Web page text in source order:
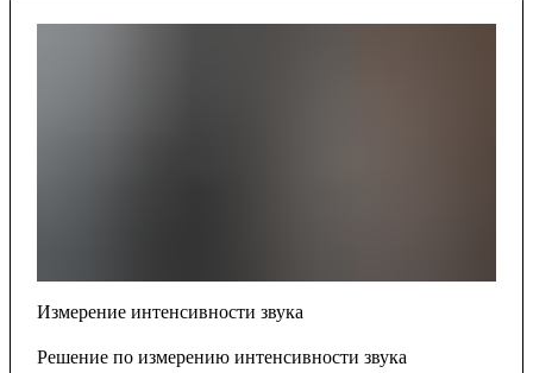
Измерение интенсивности звука
Решение по измерению интенсивности звука